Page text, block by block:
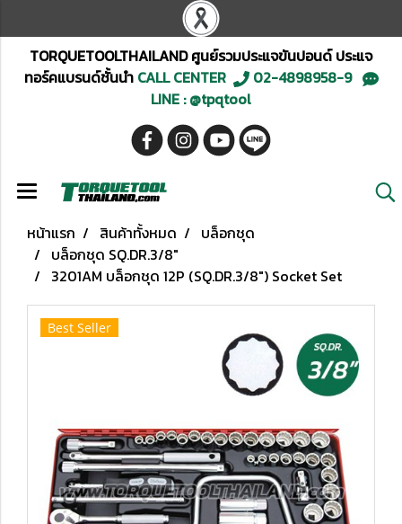
TORQUETOOLTHAILAND ศูนย์รวมประแจขันปอนด์ ประแจ
ทอร์คแบรนด์ชั้นนำCALL CENTER
02-4898958-9
LINE : @tpqtool
หน้าแรก สินค้าทั้งหมด
บล็อกชุด
บล็อกชุด SQ.DR.3/8"
3201AM บล็อกชุด 12P (SQ.DR.3/8") Socket Set
Best Seller